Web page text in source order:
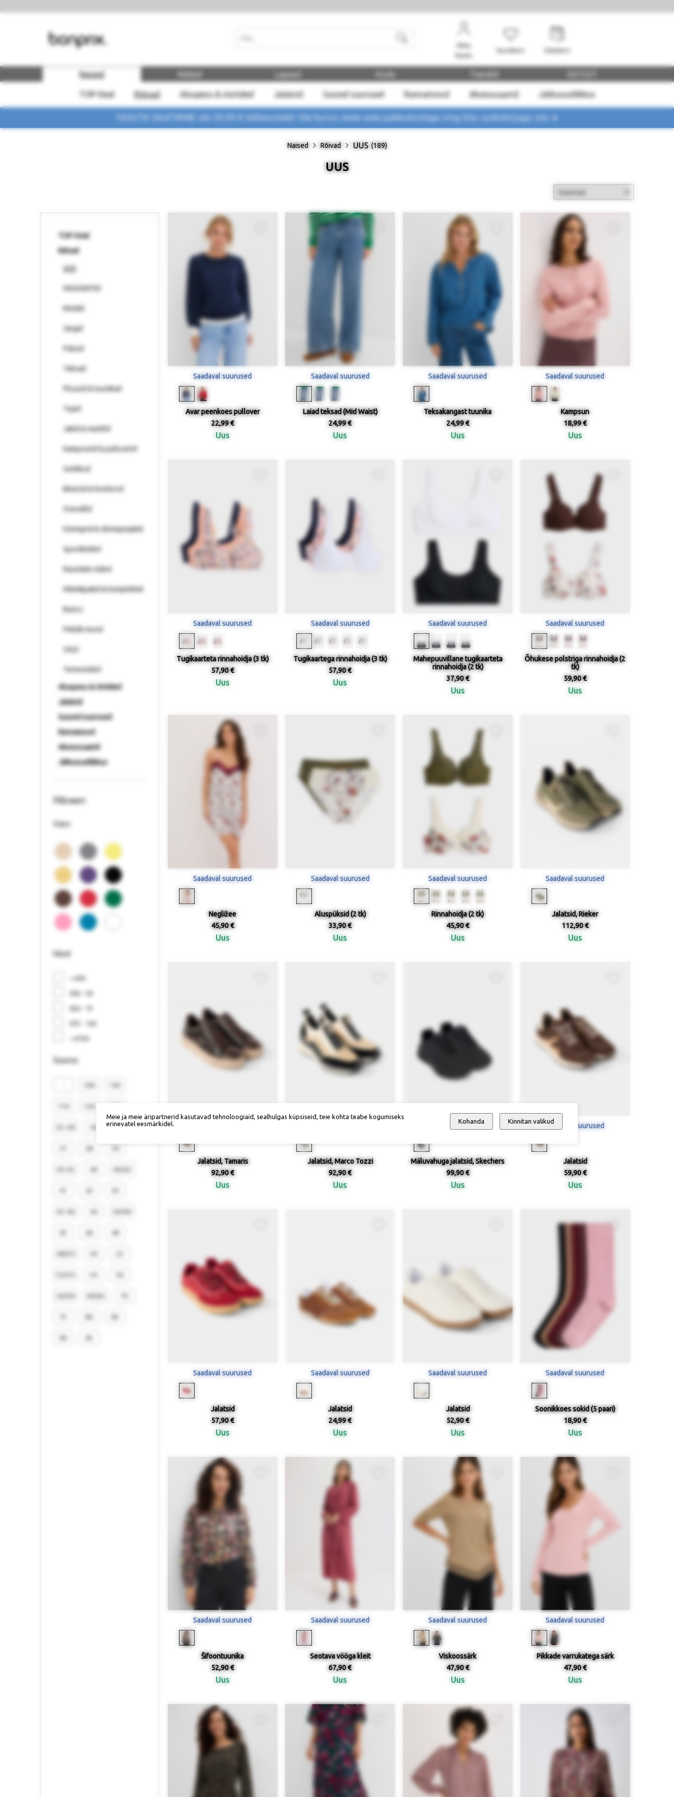
Ostukorv
Naised
TOP-Deal Rõivad Aluspesu & ööriided Jalatsid Suured suurused Rannamood Aksessuaarid Jätkusuutlikkus
Mehed Lapsed Trendid
TASUTA SAATMINE üle 29,90 € tellimustele! Ole kursis meie uute pakkumistega ning liitu uudiskirjaga siin ➤
Naised Rõivad UUS (189)
UUS
TOP-Deal
Rõivad
UUS
MÜÜGIHITID
Kleidid
Särgid
Püksid
Teksad
Pluusid & tuunikad
Topid
Jakid & mantlid
Kampsunid & pulloverid
Seelikud
Bleisrid & boolerod
Overallid
Džemprid & džemperjakid
Spordiriided
Rasedate riided
Mitmikpakid & komplektid
Basics
Pidulik mood
SALE
Termoriided
Aluspesu & ööriided
Jalatsid
Suured suurused
Rannamood
Aksessuaarid
Jätkusuutlikkus
Filtreeri
Värv
Hind
< €30
€30 - 50
€50 - 75
€75 - 150
> €150
Suurus
36/38
Saadaval suurused
Avar peenkoes pullover
22,99 €
Uus
Saadaval suurused
Laiad teksad (Mid Waist)
24,99 €
Uus
Saadaval suurused
Teksakangast tuunika
24,99 €
Uus
Saadaval suurused
Kampsun
18,99 €
Uus
Saadaval suurused
Tugikaarteta rinnahoidja (3 tk)
57,90 €
Uus
Saadaval suurused
Tugikaartega rinnahoidja (3 tk)
57,90 €
Uus
Saadaval suurused
Mahepuuvillane tugikaarteta
rinnahoidja (2 tk)
37,90 €
Uus
Saadaval suurused
Õhukese polstriga rinnahoidja (2
tk)
59,90 €
Uus
Saadaval suurused
Negližee
45,90 €
Uus
Saadaval suurused
Aluspüksid (2 tk)
33,90 €
Uus
Saadaval suurused
Rinnahoidja (2 tk)
45,90 €
Uus
Saadaval suurused
Jalatsid, Rieker
112,90 €
Uus
Jalatsid, Tamaris
92,90 €
Uus
Jalatsid, Marco Tozzi
92,90 €
Uus
Saadaval suurused
Mäluvahuga jalatsid, Skechers
99,90 €
Uus
Saadaval suurused
Jalatsid
59,90 €
Uus
Saadaval suurused
Jalatsid
57,90 €
Uus
Saadaval suurused
Jalatsid
24,99 €
Uus
Saadaval suurused
Jalatsid
52,90 €
Uus
Saadaval suurused
Soonikkoes sokid (5 paari)
18,90 €
Uus
Saadaval suurused
Šifoontuunika
52,90 €
Uus
Saadaval suurused
Seotava vööga kleit
67,90 €
Uus
Saadaval suurused
Viskoossärk
47,90 €
Uus
Saadaval suurused
Pikkade varrukatega särk
47,90 €
Uus
Meie ja meie äripartnerid kasutavad tehnoloogiaid, sealhulgas küpsiseid, teie kohta teabe kogumiseks
erinevatel eesmärkidel.
Kohanda Kinnitan valikud